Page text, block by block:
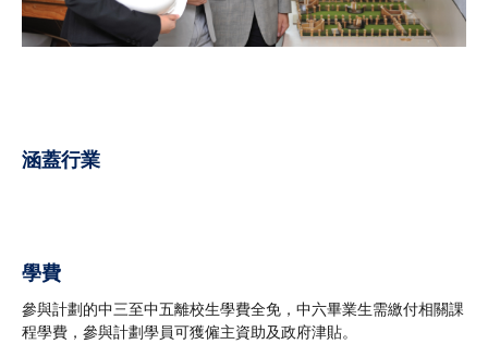
涵蓋行業
學費
參與計劃的中三至中五離校生學費全免，中六畢業生需繳付相關課
程學費，參與計劃學員可獲僱主資助及政府津貼。